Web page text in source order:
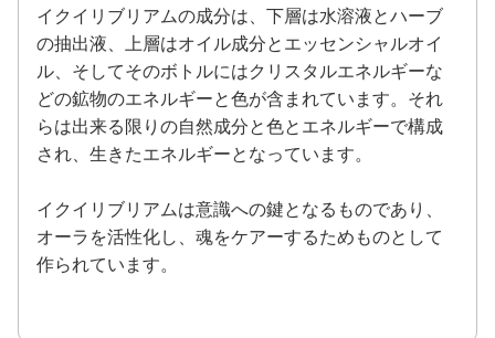
イクイリブリアムの成分は、下層は水溶液とハーブ
の抽出液、上層はオイル成分とエッセンシャルオイ
ル、そしてそのボトルにはクリスタルエネルギーな
どの鉱物のエネルギーと色が含まれています。それ
らは出来る限りの自然成分と色とエネルギーで構成
され、生きたエネルギーとなっています。
イクイリブリアムは意識への鍵となるものであり、
オーラを活性化し、魂をケアーするためものとして
作られています。